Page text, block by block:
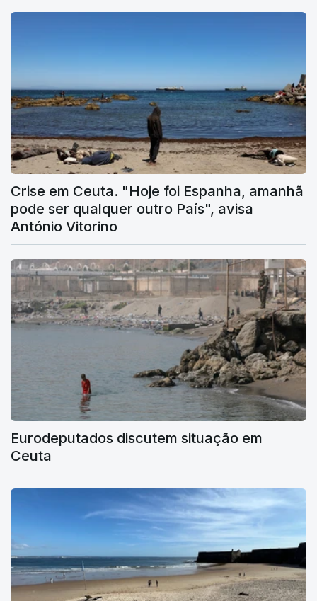
Crise em Ceuta. "Hoje foi Espanha, amanhã
pode ser qualquer outro País", avisa
António Vitorino
Eurodeputados discutem situação em
Ceuta